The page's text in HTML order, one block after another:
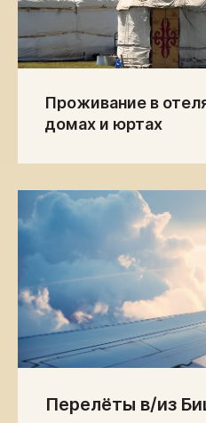
Проживание в
домах и юртах
Перелёты в/из
БЕЗОПАСНОСТЬ —
НА ПЕРВОМ
Ощутите дух
Кыргызстана — откройте
тайные уголки и
прикоснитесь к жизни
местных жителей.
Уже более 5 лет на
радостью принимаем
тысяч довольных
путешественников со
мира в наших
уголках.
5 ЛЕТ